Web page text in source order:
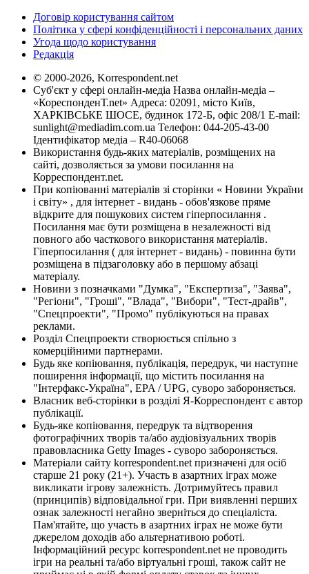
Договір користування сайтом
Політика у сфері конфіденційності і персональних даних
Угода щодо користування
Редакція
© 2000-2026, Korrespondent.net
Суб'єкт у сфері онлайн-медіа Назва онлайн-медіа –
«КореспонденТ.net» Адреса: 02091, місто Київ,
ХАРКІВСЬКЕ ШОСЕ, будинок 172-Б, офіс 208/1 E-mail:
sunlight@mediadim.com.ua Телефон: 044-205-43-00
Ідентифікатор медіа – R40-06068
Використання будь-яких матеріалів, розміщених на
сайті, дозволяється за умови посилання на
Корреспондент.net.
При копіюванні матеріалів зі сторінки « Новини України
і світу» , для інтернет - видань - обов'язкове пряме
відкрите для пошукових систем гіперпосилання .
Посилання має бути розміщена в незалежності від
повного або часткового використання матеріалів.
Гіперпосилання ( для інтернет - видань) - повинна бути
розміщена в підзаголовку або в першому абзаці
матеріалу.
Новини з позначками "Думка", "Експертиза", "Заява",
"Регіони", "Гроші", "Влада", "Вибори", "Тест-драйв",
"Спецпроекти", "Промо" публікуються на правах
реклами.
Розділ Спецпроекти створюється спільно з
комерційними партнерами.
Будь яке копіювання, публікація, передрук, чи наступне
поширення інформації, що містить посилання на
"Інтерфакс-Україна", EPA / UPG, суворо забороняється.
Власник веб-сторінки в розділі Я-Корреспондент є автор
публікації.
Будь-яке копіювання, передрук та відтворення
фотографічних творів та/або аудіовізуальних творів
правовласника Getty Images - суворо забороняється.
Матеріали сайту korrespondent.net призначені для осіб
старше 21 року (21+). Участь в азартних іграх може
викликати ігрову залежність. Дотримуйтесь правил
(принципів) відповідальної гри. При виявленні перших
ознак залежності негайно зверніться до спеціаліста.
Пам'ятайте, що участь в азартних іграх не може бути
джерелом доходів або альтернативою роботі.
Інформаційний ресурс korrespondent.net не проводить
ігри на реальні та/або віртуальні гроші, також сайт не